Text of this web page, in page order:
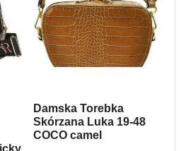
Damska Torebka
Skórzana Luka 19-48
COCO camel